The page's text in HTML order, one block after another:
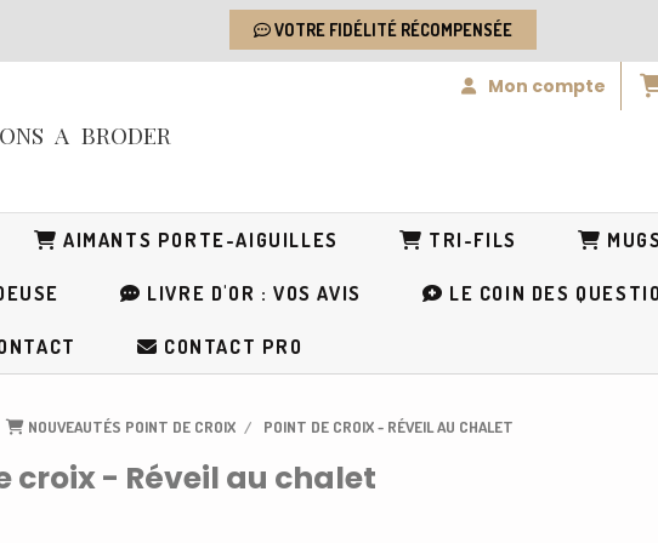
VOTRE FIDÉLITÉ RÉCOMPENSÉE
A BRODER
Mon compte
AIMANTS PORTE-AIGUILLES TRI-FILS MUGS
LIVRE D'OR : VOS AVIS LE COIN DES
CONTACT PRO
NOUVEAUTÉS POINT DE CROIX POINT DE CROIX - RÉVEIL AU CHALET
croix - Réveil au chalet